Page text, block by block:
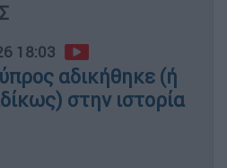
18:03
αδικήθηκε (ή
στην ιστορία